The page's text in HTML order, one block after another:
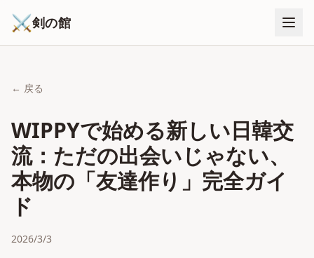
⚔剣の館
← 戻る
WIPPYで始める新しい日韓交
流：ただの出会いじゃない、
本物の「友達作り」完全ガイ
ド
2026/3/3